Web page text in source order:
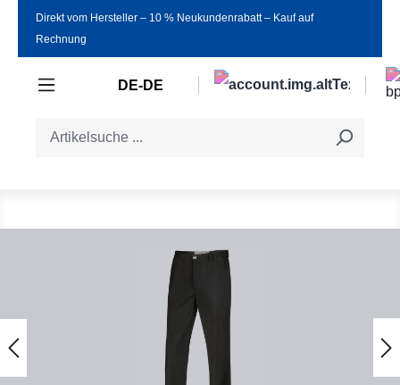
Zum Hauptinhalt springen
Direkt vom Hersteller ‒ 10 % Neukundenrabatt ‒ Kauf auf
Rechnung
DE-DE